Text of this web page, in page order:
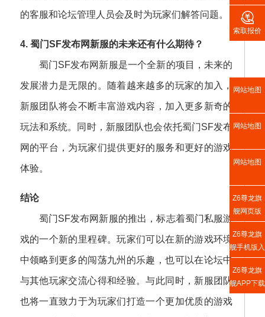
的客服和论坛管理人员会及时为玩家们解答问题。
4. 蜀门SF发布网新服的未来还有什么期待？
蜀门SF发布网新服是一个全新的项目，未来的
发展潜力是无限的。随着越来越多的玩家的加入，
新服团队将会不断丰富游戏内容，加入更多新奇的
玩法和系统。同时，新服团队也会依托蜀门SF发布
网的平台，为玩家们提供更好的服务和更好的游戏
体验。
结论
蜀门SF发布网新服的推出，标志着蜀门私服游
戏的一个新的里程碑。玩家们可以在新的游戏环境
中领略到更多的闯荡九州的乐趣，也可以在论坛中
与其他玩家交流心得和经验。与此同时，新服团队
也将一直致力于为玩家们打造一个更加优质的游戏

索取报价
网站地图
网站地图
网站地图
Z6尊龙旗
舰网页版
Z6尊龙旗
舰手机版入
口
Z6尊龙旗
舰APP下载